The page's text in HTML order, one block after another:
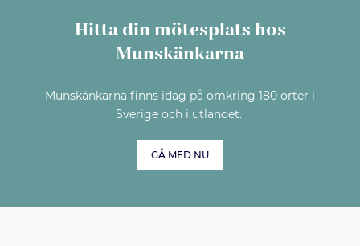
Hitta din mötesplats hos
Munskänkarna
Munskänkarna finns idag på omkring 180 orter i
Sverige och i utlandet.
GÅ MED NU